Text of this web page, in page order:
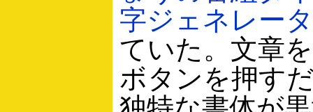
字ジェネレー
ていた。文章
ボタンを押す